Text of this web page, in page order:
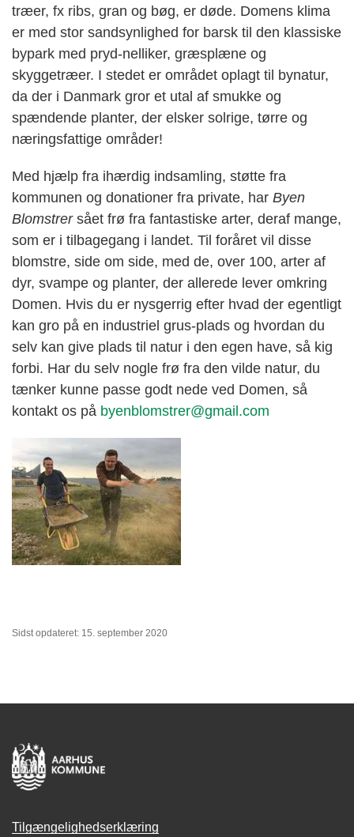
træer, fx ribs, gran og bøg, er døde. Domens klima
er med stor sandsynlighed for barsk til den klassiske
bypark med pryd-nelliker, græsplæne og
skyggetræer. I stedet er området oplagt til bynatur,
da der i Danmark gror et utal af smukke og
spændende planter, der elsker solrige, tørre og
næringsfattige områder!
Med hjælp fra ihærdig indsamling, støtte fra
kommunen og donationer fra private, har Byen
Blomstrersået frø fra fantastiske arter, deraf mange,
som er i tilbagegang i landet. Til foråret vil disse
blomstre, side om side, med de, over 100, arter af
dyr, svampe og planter, der allerede lever omkring
Domen. Hvis du er nysgerrig efter hvad der egentligt
kan gro på en industriel grus-plads og hvordan du
selv kan give plads til natur i den egen have, så kig
forbi. Har du selv nogle frø fra den vilde natur, du
tænker kunne passe godt nede ved Domen, så
kontakt os på byenblomstrer@gmail.com
Sidst opdateret: 15. september 2020
Tilgængelighedserklæring